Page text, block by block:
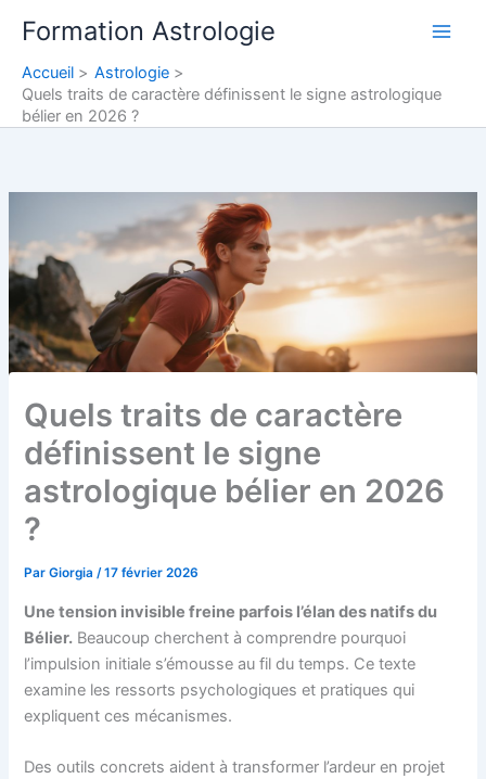
contenu
Formation Astrologie
Accueil
Astrologie
Quels traits de caractère définissent le signe astrologique
bélier en 2026 ?
Quels traits de caractère
définissent le signe
astrologique bélier en 2026
?
ParGiorgia/17 février 2026
Une tension invisible freine parfois l’élan des natifs du
Bélier. Beaucoup cherchent à comprendre pourquoi
l’impulsion initiale s’émousse au fil du temps. Ce texte
examine les ressorts psychologiques et pratiques qui
expliquent ces mécanismes.
Des outils concrets aident à transformer l’ardeur en projet